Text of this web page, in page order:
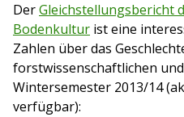
DerGleichstellungsbericht
Bodenkultur ist eine
Zahlen über das
forstwissenschaftlichen
Wintersemester 2013/14
verfügbar):